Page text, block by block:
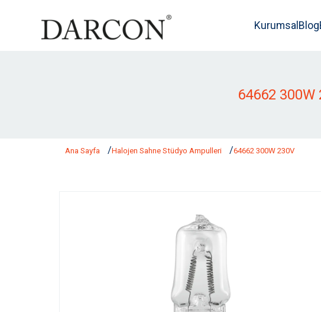
Kurumsal Blog
64662 300W
Ana Sayfa Halojen Sahne Stüdyo Ampulleri 64662 300W 230V